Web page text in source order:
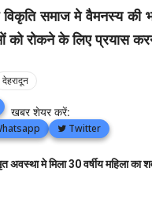
विकृति समाज मे वैमनस्य
रोकने के लिए प्रयास
देहरादून
खबर शेयर करें:
Twitter
अवस्था मे मिला 30 वर्षीय महिला का